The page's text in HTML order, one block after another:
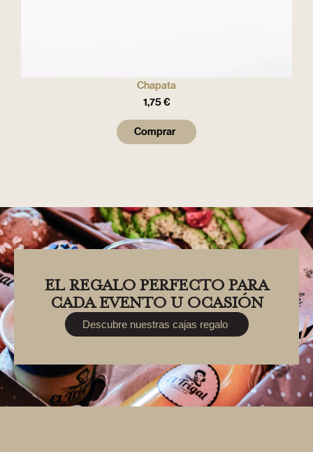
Chapata
1,75€
Comprar
EL REGALO PERFECTO PARA
CADA EVENTO U OCASIÓN
Descubre nuestras cajas regalo